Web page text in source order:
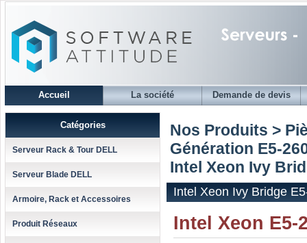
Accueil La société Demande de devis
Catégories
Serveur Rack & Tour DELL
Serveur Blade DELL
Armoire, Rack et Accessoires
Produit Réseaux
Nos Produits >
Génération E5-
Intel Xeon Ivy
Intel Xeon Ivy Bridge
Intel Xeon E5-